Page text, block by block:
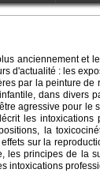
anciennement et
d'actualité : les
par la peinture
dans divers
agressive pour le
les
la
sur la
les principes de la
intoxications